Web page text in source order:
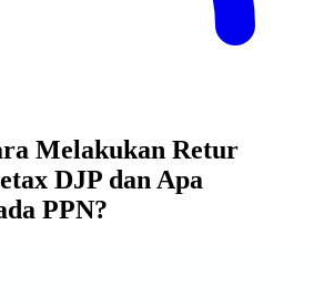
Melakukan Retur
DJP dan Apa
PPN?